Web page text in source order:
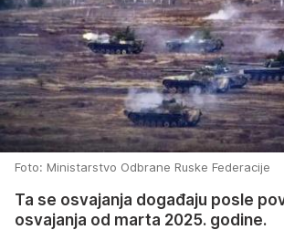
Foto: Ministarstvo Odbrane Ruske Federacije
Ta se osvajanja događaju posle
osvajanja od marta 2025. godine.